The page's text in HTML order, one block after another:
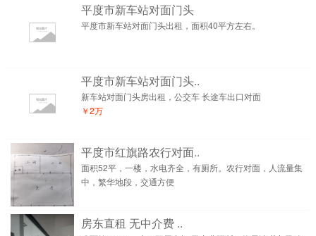
平度市新车站对面门头
平度市新车站对面门头出租，面积40平方左右。
平度市新车站对面门头..
新车站对面门头房出租，公交车 长途车出口对面
￥2万
平度市红旗路农行对面..
面积52平，一楼，水电齐全，有厕所。农行对面，人流量集
中，繁华地段，交通方便
房东直租 无中介费 ..